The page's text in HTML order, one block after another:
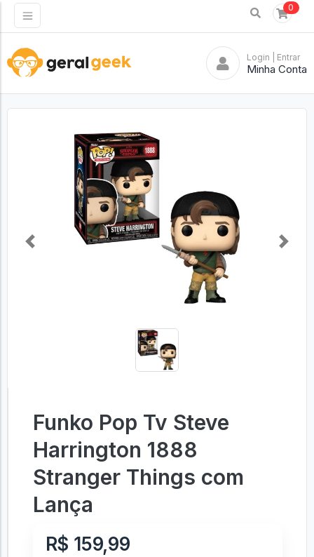
0
Login | Entrar
Minha Conta
Previous Next
Funko Pop Tv Steve
Harrington 1888
Stranger Things com
Lança
R$ 159,99